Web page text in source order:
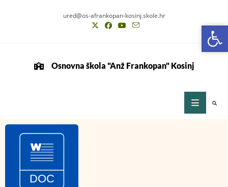
ured@os-afrankopan-kosinj.skole.hr
Osnovna škola "Anž Frankopan" Kosinj